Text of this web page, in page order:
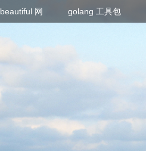
beautiful 网 golang 工具包